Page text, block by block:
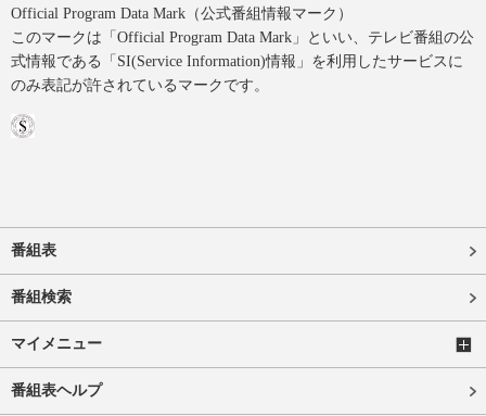
Official Program Data Mark（公式番組情報マーク）
このマークは「Official Program Data Mark」といい、テレビ番組の公
式情報である「SI(Service Information)情報」を利用したサービスに
のみ表記が許されているマークです。
番組表
番組検索
マイメニュー
番組表ヘルプ